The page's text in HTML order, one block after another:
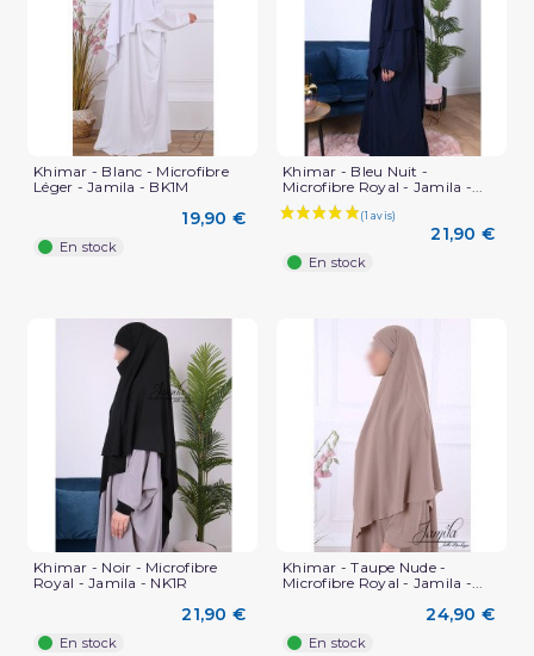
Khimar - Blanc - Microfibre
Léger - Jamila - BK1M
19,90 €
En stock
Khimar - Bleu Nuit -
Microfibre Royal - Jamila -...
21,90 €
En stock
Khimar - Noir - Microfibre
Royal - Jamila - NK1R
21,90 €
En stock
Khimar - Taupe Nude -
Microfibre Royal - Jamila -...
24,90 €
En stock